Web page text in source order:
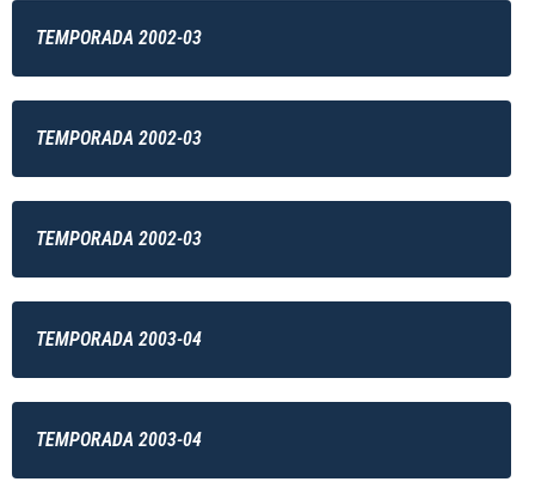
TEMPORADA 2002-03
TEMPORADA 2002-03
TEMPORADA 2002-03
TEMPORADA 2003-04
TEMPORADA 2003-04